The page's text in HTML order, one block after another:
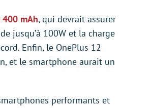
mAh, qui devrait assurer
jusqu’à 100W et la charge
Enfin, le OnePlus 12
et le smartphone aurait un
performants et